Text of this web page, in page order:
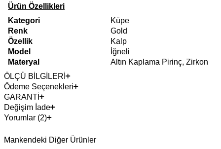
Ürün Özellikleri
Kategori
Küpe
Renk
Gold
Özellik
Kalp
Model
İğneli
Materyal
Altın Kaplama Pirinç, Zirkon
ÖLÇÜ BİLGİLERİ
Ödeme Seçenekleri
GARANTİ
Değişim İade
Yorumlar (2)
Mankendeki Diğer Ürünler